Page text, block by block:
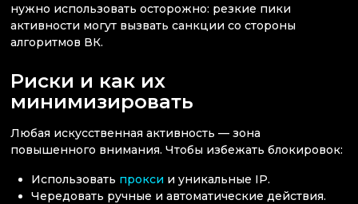
нужно использовать осторожно: резкие пики
активности могут вызвать санкции со стороны
алгоритмов ВК.
Риски и как их
минимизировать
Любая искусственная активность — зона
повышенного внимания. Чтобы избежать блокировок:
Использовать прокси и уникальные IP.
Чередовать ручные и автоматические действия.